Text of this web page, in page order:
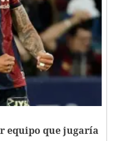
equipo que jugaría